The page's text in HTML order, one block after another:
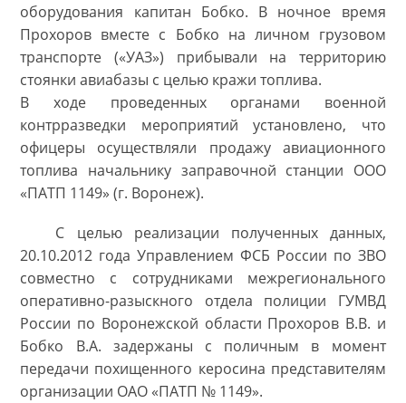
оборудования капитан Бобко. В ночное время
Прохоров вместе с Бобко на личном грузовом
транспорте («УАЗ») прибывали на территорию
стоянки авиабазы с целью кражи топлива.
В ходе проведенных органами военной
контрразведки мероприятий установлено, что
офицеры осуществляли продажу авиационного
топлива начальнику заправочной станции ООО
«ПАТП 1149» (г. Воронеж).
С целью реализации полученных данных,
20.10.2012 года Управлением ФСБ России по ЗВО
совместно с сотрудниками межрегионального
оперативно-разыскного отдела полиции ГУМВД
России по Воронежской области Прохоров В.В. и
Бобко В.А. задержаны с поличным в момент
передачи похищенного керосина представителям
организации ОАО «ПАТП № 1149».